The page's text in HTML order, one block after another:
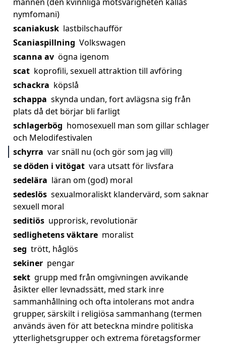
nymfomani)
scaniakusk lastbilschaufför
Scaniaspillning Volkswagen
scanna av ögna igenom
scat koprofili, sexuell attraktion till avföring
schackra köpslå
schappa skynda undan, fort avlägsna sig från
plats då det börjar bli farligt
schlagerbög homosexuell man som gillar schlager
och Melodifestivalen
schyrra var snäll nu (och gör som jag vill)
se döden i vitögat vara utsatt för livsfara
sedelära läran om (god) moral
sedeslös sexualmoraliskt klandervärd, som saknar
sexuell moral
seditiös upprorisk, revolutionär
sedlighetens väktare moralist
seg trött, håglös
sekiner pengar
sekt grupp med från omgivningen avvikande
åsikter eller levnadssätt, med stark inre
sammanhållning och ofta intolerans mot andra
grupper, särskilt i religiösa sammanhang (termen
används även för att beteckna mindre politiska
ytterlighetsgrupper och extrema företagsformer